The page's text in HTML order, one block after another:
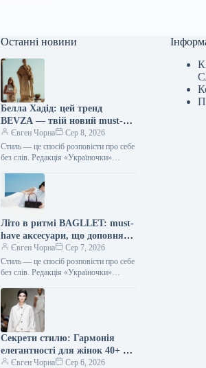
Останні новини
Белла Хадід: цей тренд
BEVZA — твій новий must-
have сезону!
Євген Чорна
Сер 8, 2026
Стиль — це спосіб розповісти про себе
без слів. Редакція «Україночки»
тенденціями, і сьогодні ми
підготували…
Літо в ритмі BAGLLET: must-
have аксесуари, що доповнять
твій фешн-образ
Євген Чорна
Сер 7, 2026
Стиль — це спосіб розповісти про себе
без слів. Редакція «Україночки»
тенденціями, і сьогодні ми
підготували…
Секрети стилю: Гармонія
елегантності для жінок 40+ від
топ-стилістки
Євген Чорна Сер 6, 2026